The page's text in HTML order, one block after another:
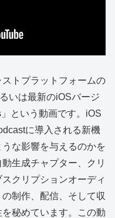
トプラットフォームの
いは最新のiOSバージ
という動画です。iOS
に導入される新機
な影響を与えるのかを
生成チャプター、クリ
クリプションオーディ
制作、配信、そして収
秘めています。この動